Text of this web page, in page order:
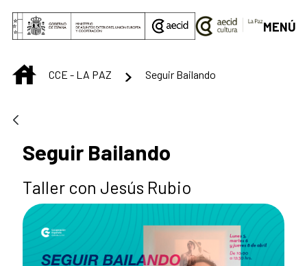
Saltar al contenido principal
MENÚ
INICIOCCE - LA PAZ Seguir Bailando
Seguir Bailando
Taller con Jesús Rubio